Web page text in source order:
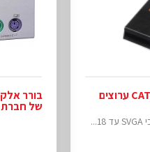
VGA-E8 מפצל מסך CAT5 8 ערוצים
של חברת SMART VIEW